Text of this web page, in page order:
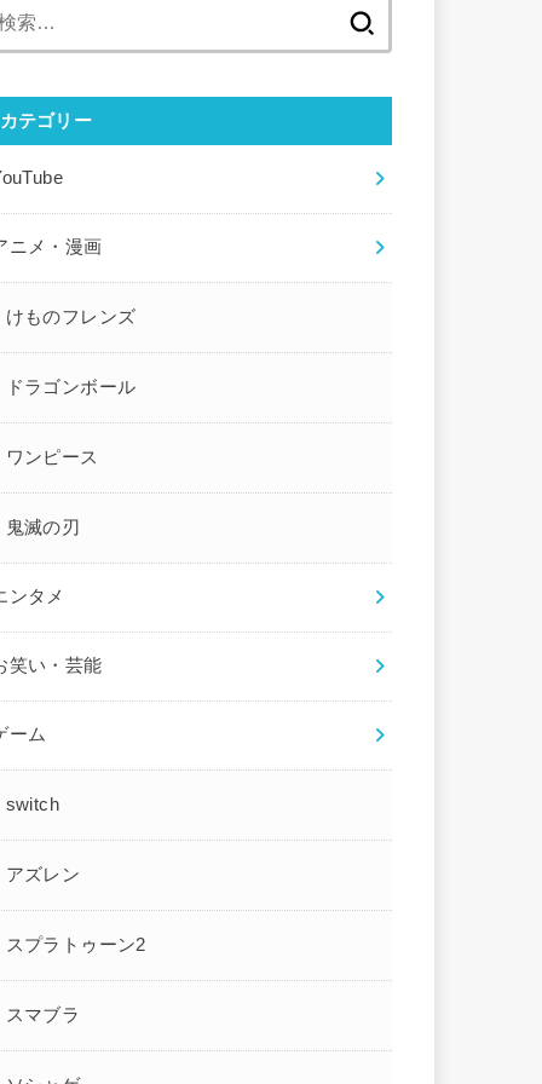
カテゴリー
ニメ・漫画
けものフレンズ
ドラゴンボール
ワンピース
鬼滅の刃
ンタメ
笑い・芸能
ーム
switch
アズレン
スプラトゥーン2
スマブラ